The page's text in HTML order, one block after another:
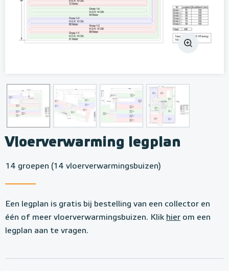
Vloerverwarming legplan
14 groepen (14 vloerverwarmingsbuizen)
Een legplan is gratis bij bestelling van een collector en
één of meer vloerverwarmingsbuizen. Klik hier om een
legplan aan te vragen.